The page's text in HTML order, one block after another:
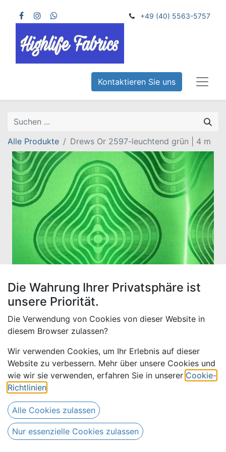
+49 (40) 5563-5757
Kontaktieren Sie uns
Alle Produkte Drews Or 2597-leuchtend grün | 4 m
Drews Or 2597-leuchtend
grün | 4 m
76,00€ Alle Preise inkl. MwSt.
Versandkosten
Die Wahrung Ihrer Privatsphäre ist
unsere Priorität.
Die Verwendung von Cookies von dieser Website in
diesem Browser zulassen?
Wir verwenden Cookies, um Ihr Erlebnis auf dieser
Website zu verbessern. Mehr über unsere Cookies und
wie wir sie verwenden, erfahren Sie in unserer Cookie-
Richtlinien
Alle Cookies zulassen
Nur essenzielle Cookies zulassen